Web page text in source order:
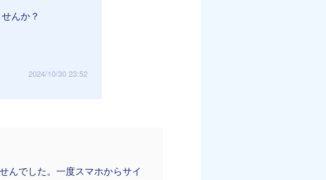
んか？
2024/10/30 23:52
んでした。一度スマホからサイ